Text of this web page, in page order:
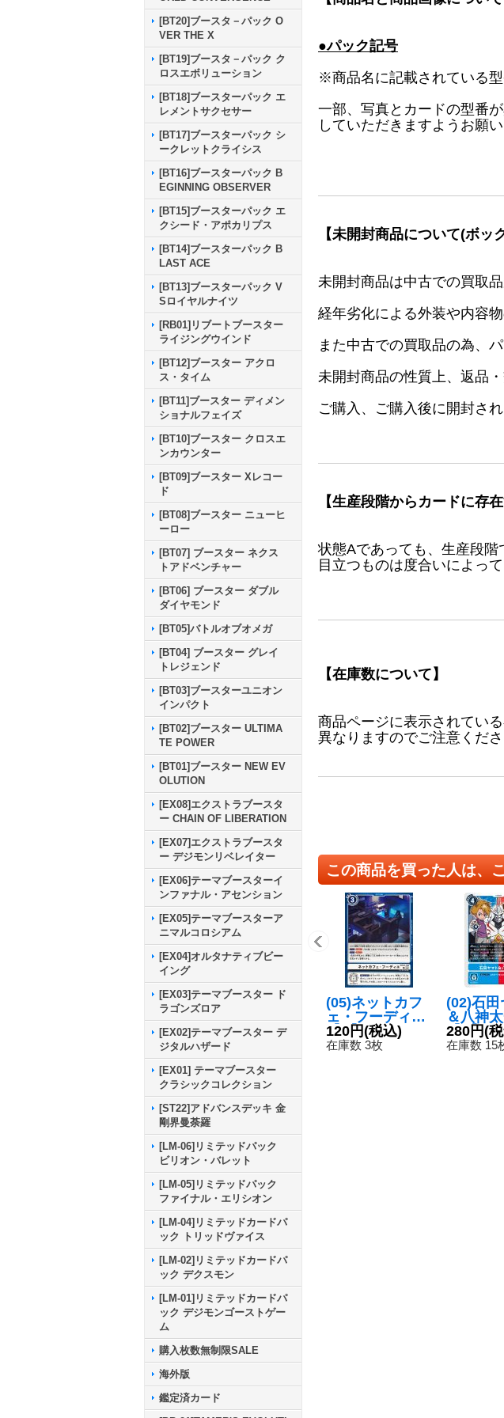
[BT20]ブースタ－パック O
VER THE X
[BT19]ブースタ－パック ク
ロスエボリューション
[BT18]ブースターパック エ
レメントサクセサー
[BT17]ブースターパック シ
ークレットクライシス
[BT16]ブースターパック B
EGINNING OBSERVER
[BT15]ブースターパック エ
クシード・アポカリプス
[BT14]ブースターパック B
LAST ACE
[BT13]ブースターパック V
Sロイヤルナイツ
[RB01]リブートブースター
ライジングウインド
[BT12]ブースター アクロ
ス・タイム
[BT11]ブースター ディメン
ショナルフェイズ
[BT10]ブースター クロスエ
ンカウンター
[BT09]ブースター Xレコー
ド
[BT08]ブースター ニューヒ
ーロー
[BT07] ブースター ネクス
トアドベンチャー
[BT06] ブースター ダブル
ダイヤモンド
[BT05]バトルオブオメガ
[BT04] ブースター グレイ
トレジェンド
[BT03]ブースターユニオン
インパクト
[BT02]ブースター ULTIMA
TE POWER
[BT01]ブースター NEW EV
OLUTION
[EX08]エクストラブースタ
ー CHAIN OF LIBERATION
[EX07]エクストラブースタ
ー デジモンリベレイター
[EX06]テーマブースターイ
ンファナル・アセンション
[EX05]テーマブースターア
ニマルコロシアム
[EX04]オルタナティブビー
イング
[EX03]テーマブースター ド
ラゴンズロア
[EX02]テーマブースター デ
ジタルハザード
[EX01] テーマブースター
クラシックコレクション
[ST22]アドバンスデッキ 金
剛界曼荼羅
[LM-06]リミテッドパック
ビリオン・バレット
[LM-05]リミテッドパック
ファイナル・エリシオン
[LM-04]リミテッドカードパ
ック トリッドヴァイス
[LM-02]リミテッドカードパ
ック デクスモン
[LM-01]リミテッドカードパ
ック デジモンゴーストゲー
ム
購入枚数無制限SALE
海外版
鑑定済カード
●パック記号
※商品名に記載されている
一部、写真とカードの型番
していただきますようお願い
【未開封商品について(ボッ
未開封商品は中古での買取
経年劣化による外装や内容
また中古での買取品の為、
未開封商品の性質上、返品
ご購入、ご購入後に開封さ
【生産段階からカードに存
状態Aであっても、生産段
目立つものは度合いによっ
【在庫数について】
商品ページに表示されてい
異なりますのでご注意くださ
この商品を買った人は、
(05)ネットカフ
ェ・フーディエ
【C】{BT23-10
0}《白》
120円(税込)
在庫数 3枚
(02)石田
＆八神
【R】
1}《多》
280円(
在庫数 15